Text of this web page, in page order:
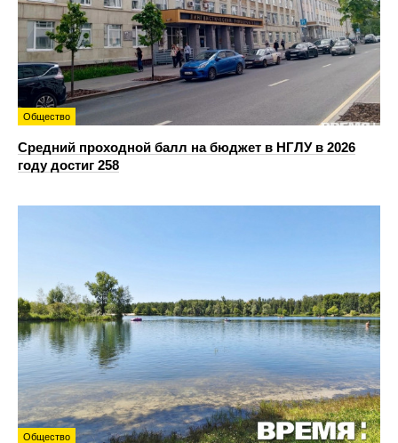
Общество
Средний проходной балл на бюджет в НГЛУ в 2026
году достиг 258
Общество